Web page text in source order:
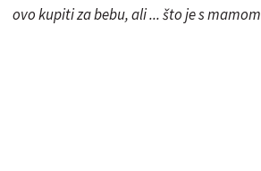
ovo kupiti za bebu, ali ... što je s mamom